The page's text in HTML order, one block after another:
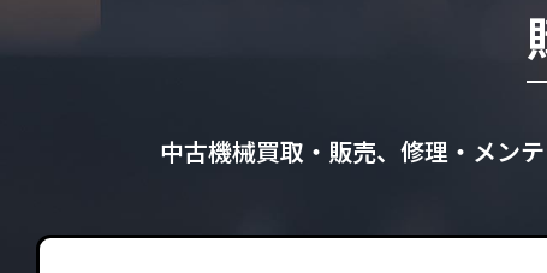
中古機械買取・販売、修理・メン